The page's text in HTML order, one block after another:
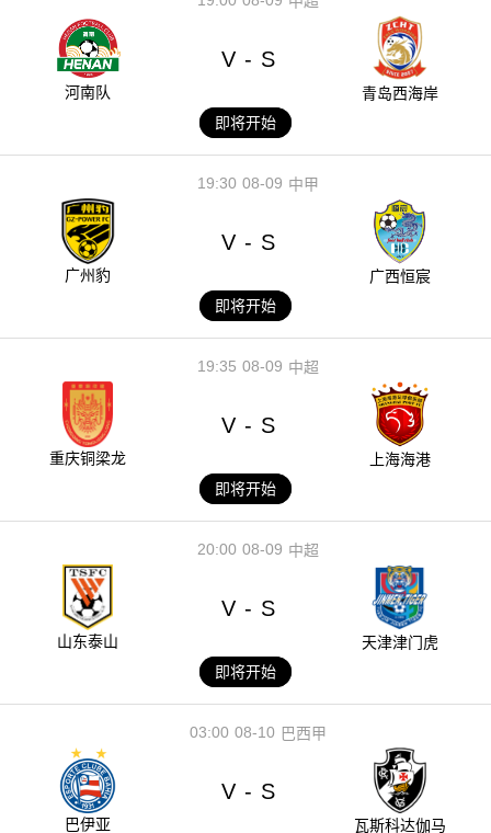
河南队
V - S
青岛西海岸
即将开始
08-09
19:30 中甲
广州豹
V - S
广西恒宸
即将开始
08-09
19:35 中超
重庆铜梁龙
V - S
上海海港
即将开始
08-09
20:00 中超
山东泰山
V - S
天津津门虎
即将开始
08-10
03:00 巴西甲
巴伊亚
V - S
瓦斯科达伽马